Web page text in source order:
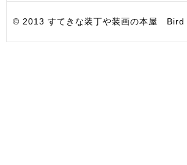
© 2013 すてきな装丁や装画の本屋